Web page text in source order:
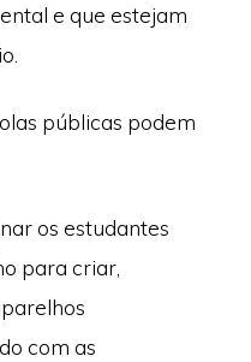
e que estejam
públicas podem
os estudantes
para criar,
com as